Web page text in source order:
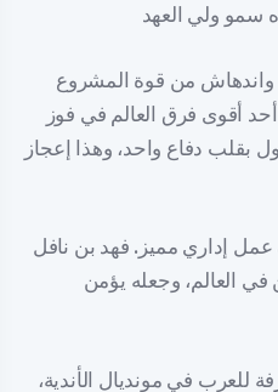
واندهاش من قوة المشروع
أقوى فرق العالم في فوز
بقلب دفاع واحد، وهذا إعجاز
عمل إداري مميز. فهد بن نافل
أفضل 3 مدربين في العالم، وجعله يؤمن
للعرب في مونديال الأندية،